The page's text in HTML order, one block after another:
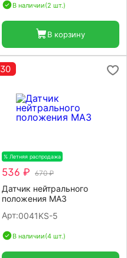
В наличии(2 шт.)
В корзину
30
% Летняя распродажа
536 ₽ 670 ₽
Датчик нейтрального
положения МАЗ
Арт:0041KS-5
В наличии(4 шт.)